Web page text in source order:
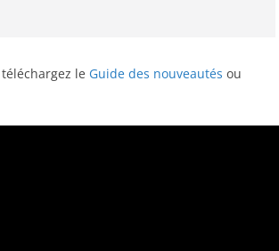
le Guide des nouveautés ou